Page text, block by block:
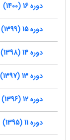
دوره 16 (1400)
دوره 15 (1399)
دوره 14 (1398)
دوره 13 (1397)
دوره 12 (1396)
دوره 11 (1395)